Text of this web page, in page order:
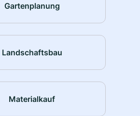
Gartenplanung
Landschaftsbau
Materialkauf